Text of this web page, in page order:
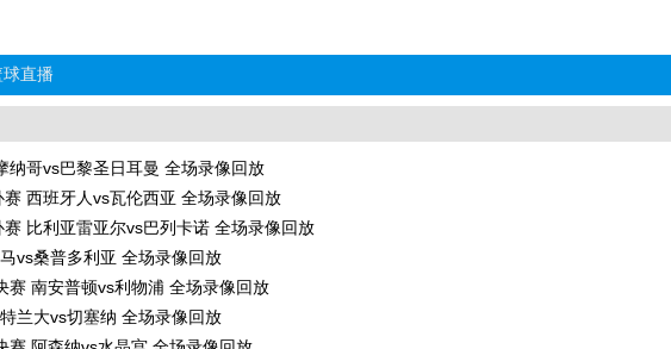
球直播
哥vs巴黎圣日耳曼 全场录像回放
西班牙人vs瓦伦西亚 全场录像回放
比利亚雷亚尔vs巴列卡诺 全场录像回放
vs桑普多利亚 全场录像回放
南安普顿vs利物浦 全场录像回放
兰大vs切塞纳 全场录像回放